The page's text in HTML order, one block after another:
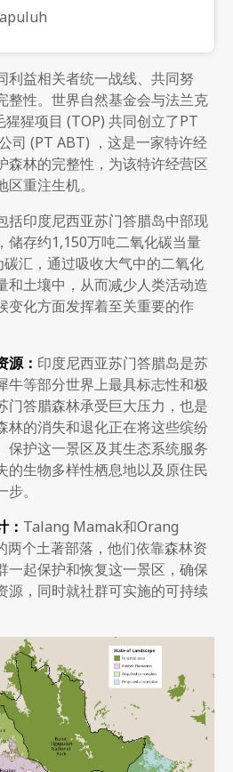
利益相关者统一战线、共同努
整性。世界自然基金会与法兰克
猩猩项目 (TOP) 共同创立了PT
(PT ABT) ，这是一家特许经
森林的完整性，为该特许经营区
重注生机。
括印度尼西亚苏门答腊岛中部现
储存约1,150万吨二氧化碳当量
汇，通过吸收大气中的二氧化
和土壤中，从而减少人类活动造
变化方面发挥着至关重要的作
源： 印度尼西亚苏门答腊岛是苏
牛等部分世界上最具标志性和极
门答腊森林承受巨大压力，也是
林的消失和退化正在将这些缤纷
保护这一景区及其生态系统服务
的生物多样性栖息地以及原住民
。
： Talang Mamak和Orang
两个土著部落，他们依靠森林资
一起保护和恢复这一景区，确保
源，同时就社群可实施的可持续